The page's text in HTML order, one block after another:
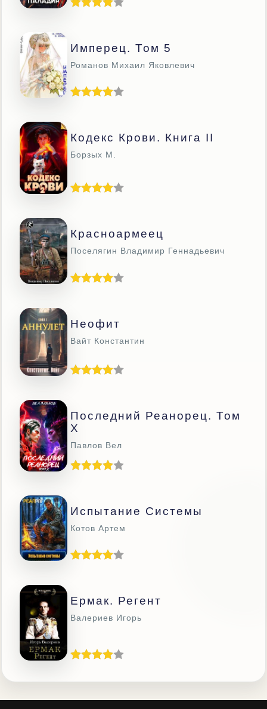
Имперец. Том 5
Романов Михаил Яковлевич
Кодекс Крови. Книга II
Борзых М.
Красноармеец
Поселягин Владимир Геннадьевич
Неофит
Вайт Константин
Последний Реанорец. Том
X
Павлов Вел
Испытание Системы
Котов Артем
Ермак. Регент
Валериев Игорь